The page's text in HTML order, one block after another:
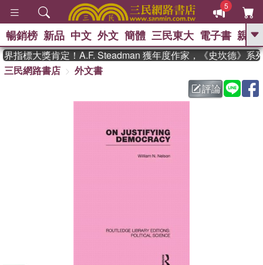
5
GO
父親節 、 如果歷
暑期推薦 、 國際布克
偉大的迷走神經
暢銷榜 新品 中文 外文 簡體 三民東大 電子書 親子
指標大獎肯定！A.F. Steadman 獲年度作家，《史坎德》系列
三民網路書店
外文書
評論